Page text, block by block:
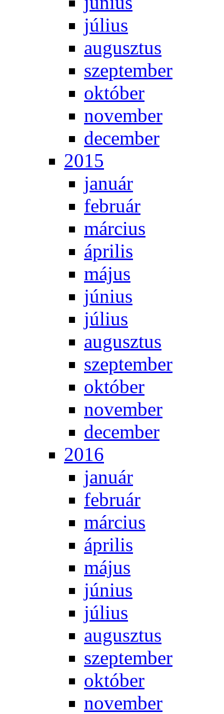
jú­li­us
au­gusz­tus
szep­tem­ber
ok­tó­ber
no­vem­ber
de­cem­ber
2015
ja­nu­ár
feb­ru­ár
már­ci­us
áp­ri­lis
má­jus
jú­ni­us
jú­li­us
au­gusz­tus
szep­tem­ber
ok­tó­ber
no­vem­ber
de­cem­ber
2016
ja­nu­ár
feb­ru­ár
már­ci­us
áp­ri­lis
má­jus
jú­ni­us
jú­li­us
au­gusz­tus
szep­tem­ber
ok­tó­ber
no­vem­ber